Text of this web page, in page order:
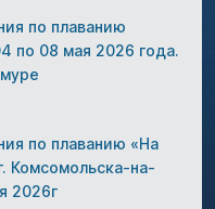
по плаванию
по 08 мая 2026 года.
по плаванию «На
Комсомольска-на-
2026г